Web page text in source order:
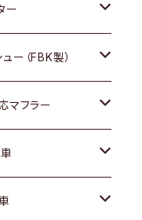
ー
（FBK製）
マフラー